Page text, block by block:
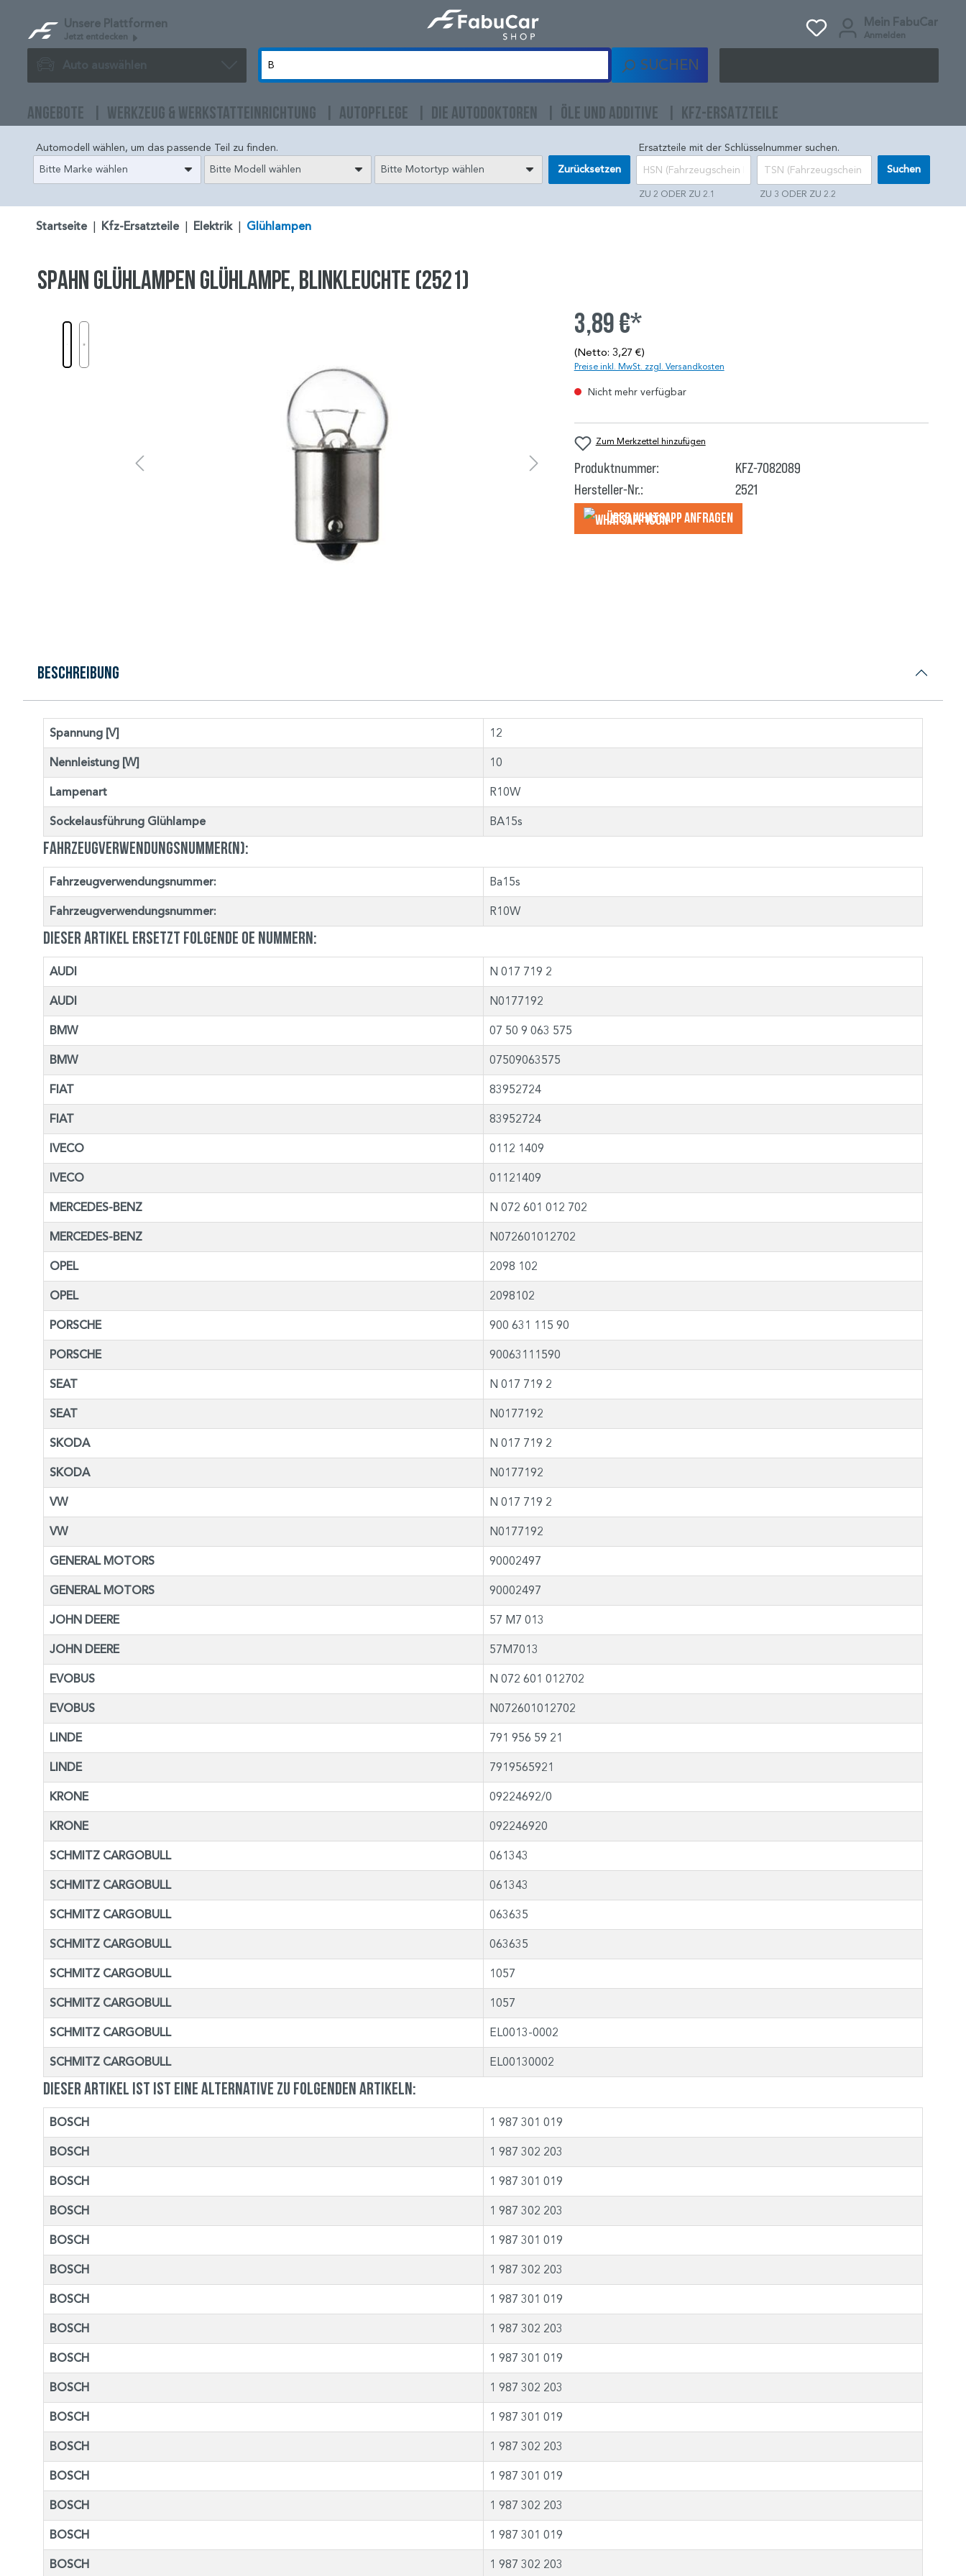
Unsere Plattformen
Jetzt entdecken
Mein FabuCar
Anmelden
Auto auswählen SUCHEN
ANGEBOTE WERKZEUG & WERKSTATTEINRICHTUNG AUTOPFLEGE DIE AUTODOKTOREN ÖLE UND ADDITIVE KFZ-ERSATZTEILE
Automodell wählen, um das passende Teil zu finden.
Bitte Marke wählen
Bitte Modell wählen Bitte Motortyp wählen Zurücksetzen
Ersatzteile mit der Schlüsselnummer suchen.
ZU 2 ODER ZU 2.1 ZU 3 ODER ZU 2.2
Suchen
Startseite Kfz-Ersatzteile Elektrik Glühlampen
SPAHN GLÜHLAMPEN Glühlampe, Blinkleuchte (2521)
3,89 €*
(Netto: 3,27 €)
Preise inkl. MwSt. zzgl. Versandkosten
Nicht mehr verfügbar
Zum Merkzettel hinzufügen
Produktnummer:
KFZ-7082089
Hersteller-Nr.:
2521
Über WhatsApp anfragеn
Beschreibung
Spannung [V] 12
Nennleistung [W] 10
Lampenart R10W
Sockelausführung Glühlampe BA15s
Fahrzeugverwendungsnummer(n):
Fahrzeugverwendungsnummer: Ba15s
Fahrzeugverwendungsnummer: R10W
Dieser Artikel ersetzt folgende OE Nummern:
AUDI N 017 719 2
AUDI N0177192
BMW 07 50 9 063 575
BMW 07509063575
FIAT 83952724
FIAT 83952724
IVECO 0112 1409
IVECO 01121409
MERCEDES-BENZ N 072 601 012 702
MERCEDES-BENZ N072601012702
OPEL 2098 102
OPEL 2098102
PORSCHE 900 631 115 90
PORSCHE 90063111590
SEAT N 017 719 2
SEAT N0177192
SKODA N 017 719 2
SKODA N0177192
VW N 017 719 2
VW N0177192
GENERAL MOTORS 90002497
GENERAL MOTORS 90002497
JOHN DEERE 57 M7 013
JOHN DEERE 57M7013
EVOBUS N 072 601 012702
EVOBUS N072601012702
LINDE 791 956 59 21
LINDE 7919565921
KRONE 09224692/0
KRONE 092246920
SCHMITZ CARGOBULL 061343
SCHMITZ CARGOBULL 061343
SCHMITZ CARGOBULL 063635
SCHMITZ CARGOBULL 063635
SCHMITZ CARGOBULL 1057
SCHMITZ CARGOBULL 1057
SCHMITZ CARGOBULL EL0013-0002
SCHMITZ CARGOBULL EL00130002
Dieser Artikel ist ist eine Alternative zu folgenden Artikeln:
BOSCH 1 987 301 019
BOSCH 1 987 302 203
BOSCH 1 987 301 019
BOSCH 1 987 302 203
BOSCH 1 987 301 019
BOSCH 1 987 302 203
BOSCH 1 987 301 019
BOSCH 1 987 302 203
BOSCH 1 987 301 019
BOSCH 1 987 302 203
BOSCH 1 987 301 019
BOSCH 1 987 302 203
BOSCH 1 987 301 019
BOSCH 1 987 302 203
BOSCH 1 987 301 019
BOSCH 1 987 302 203